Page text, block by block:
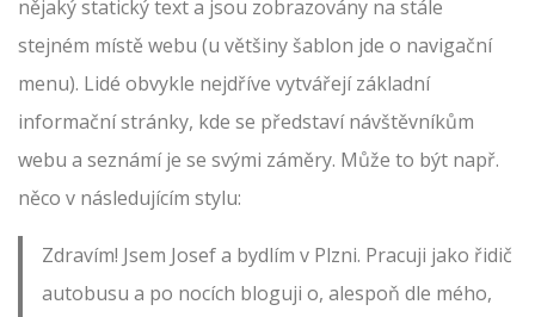
nějaký statický text a jsou zobrazovány na stále
stejném místě webu (u většiny šablon jde o navigační
menu). Lidé obvykle nejdříve vytvářejí základní
informační stránky, kde se představí návštěvníkům
webu a seznámí je se svými záměry. Může to být např.
něco v následujícím stylu:
Zdravím! Jsem Josef a bydlím v Plzni. Pracuji jako řidič
autobusu a po nocích bloguji o, alespoň dle mého,